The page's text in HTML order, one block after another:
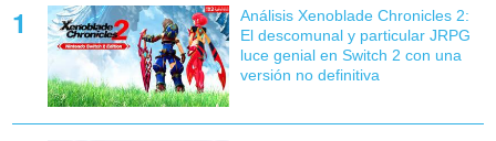
Análisis Xenoblade Chronicles 2:
El descomunal y particular JRPG
luce genial en Switch 2 con una
versión no definitiva